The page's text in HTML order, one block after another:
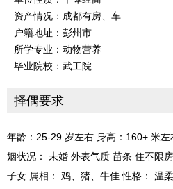
资产情况：成都有房、车
户籍地址：彭州市
所学专业：动物营养
毕业院校：武工院
择偶要求
年龄：25-29 岁左右 身高：160+ 米
姻状况： 未婚 外表气质 苗条 住不限
子女 属相： 鸡、猪、牛佳 性格： 温